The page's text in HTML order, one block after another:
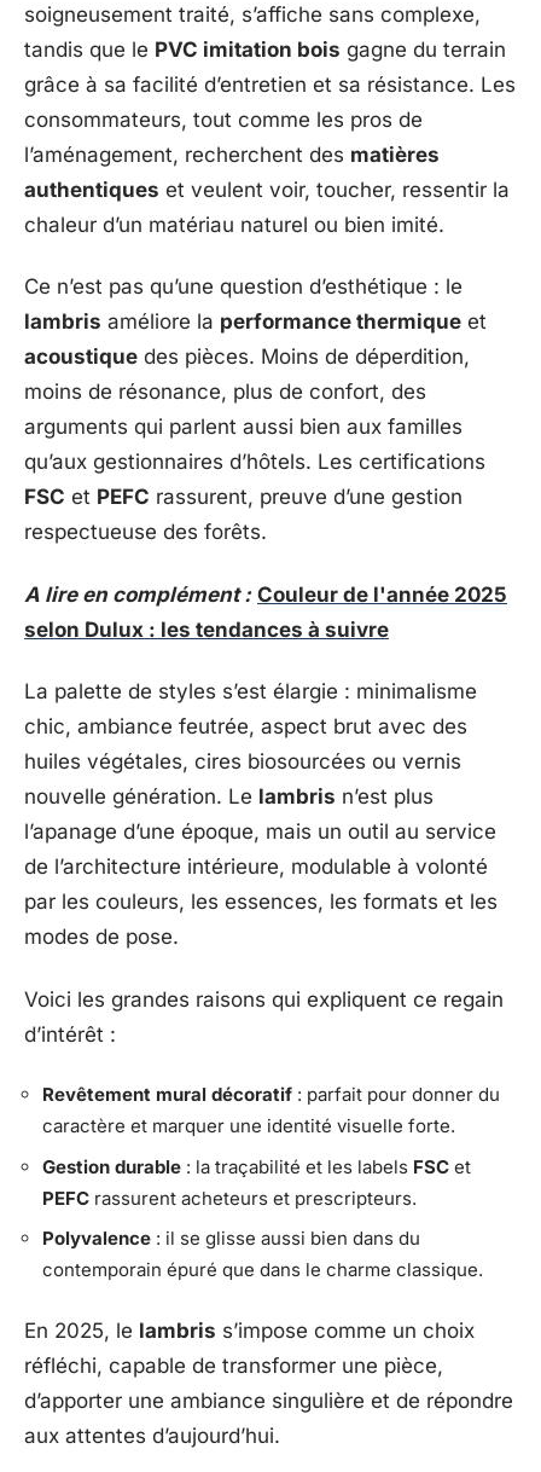
soigneusement traité, s’affiche sans complexe,
tandis que le PVC imitation bois gagne du terrain
grâce à sa facilité d’entretien et sa résistance. Les
consommateurs, tout comme les pros de
l’aménagement, recherchent des matières
authentiques et veulent voir, toucher, ressentir la
chaleur d’un matériau naturel ou bien imité.
Ce n’est pas qu’une question d’esthétique : le
lambris améliore la performance thermique et
acoustique des pièces. Moins de déperdition,
moins de résonance, plus de confort, des
arguments qui parlent aussi bien aux familles
qu’aux gestionnaires d’hôtels. Les certifications
FSC et PEFC rassurent, preuve d’une gestion
respectueuse des forêts.
A lire en complément : Couleur de l'année 2025
selon Dulux : les tendances à suivre
La palette de styles s’est élargie : minimalisme
chic, ambiance feutrée, aspect brut avec des
huiles végétales, cires biosourcées ou vernis
nouvelle génération. Le lambris n’est plus
l’apanage d’une époque, mais un outil au service
de l’architecture intérieure, modulable à volonté
par les couleurs, les essences, les formats et les
modes de pose.
Voici les grandes raisons qui expliquent ce regain
d’intérêt :
Revêtement mural décoratif : parfait pour donner du
caractère et marquer une identité visuelle forte.
Gestion durable : la traçabilité et les labels FSC et
PEFC rassurent acheteurs et prescripteurs.
Polyvalence : il se glisse aussi bien dans du
contemporain épuré que dans le charme classique.
En 2025, le lambris s’impose comme un choix
réfléchi, capable de transformer une pièce,
d’apporter une ambiance singulière et de répondre
aux attentes d’aujourd’hui.